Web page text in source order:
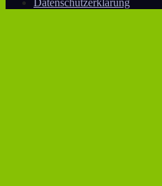
Datenschutzerklärung